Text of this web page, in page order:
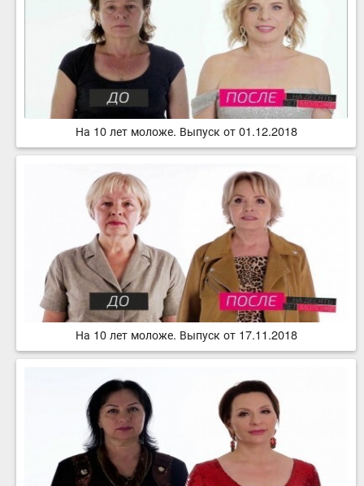
На 10 лет моложе. Выпуск от 01.12.2018
На 10 лет моложе. Выпуск от 17.11.2018